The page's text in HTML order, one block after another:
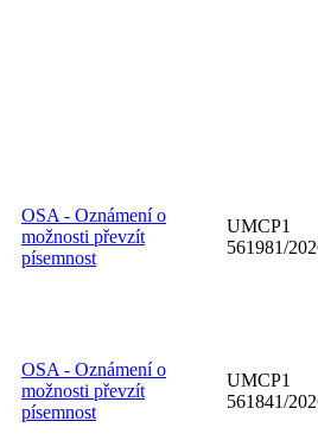
OSA - Oznámení o
možnosti převzít
písemnost
UMCP1
561981/
OSA - Oznámení o
možnosti převzít
písemnost
UMCP1
561841/